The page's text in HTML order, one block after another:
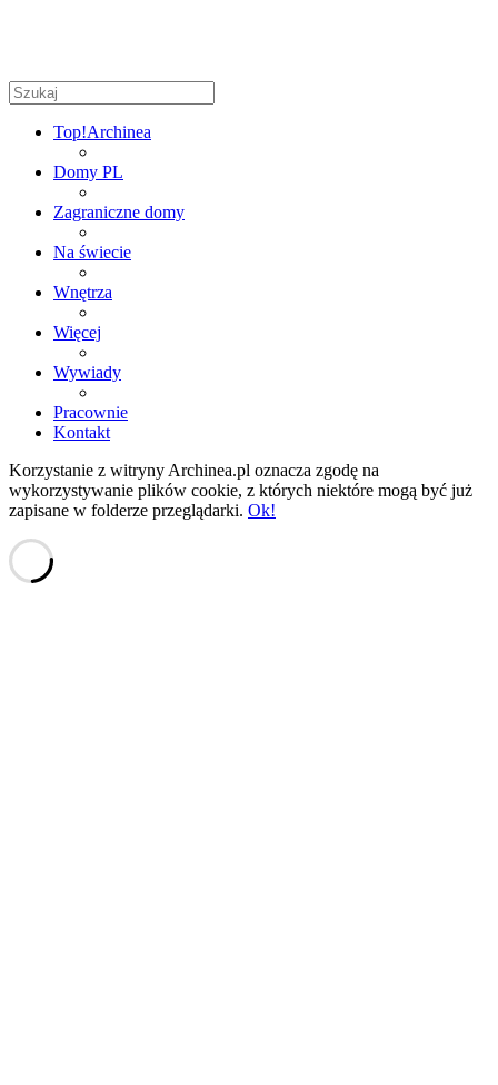
Top!Archinea
Domy PL
Zagraniczne domy
Na świecie
Wnętrza
Więcej
Wywiady
Pracownie
Kontakt
Korzystanie z witryny Archinea.pl oznacza zgodę na
wykorzystywanie plików cookie, z których niektóre mogą być już
zapisane w folderze przeglądarki. Ok!